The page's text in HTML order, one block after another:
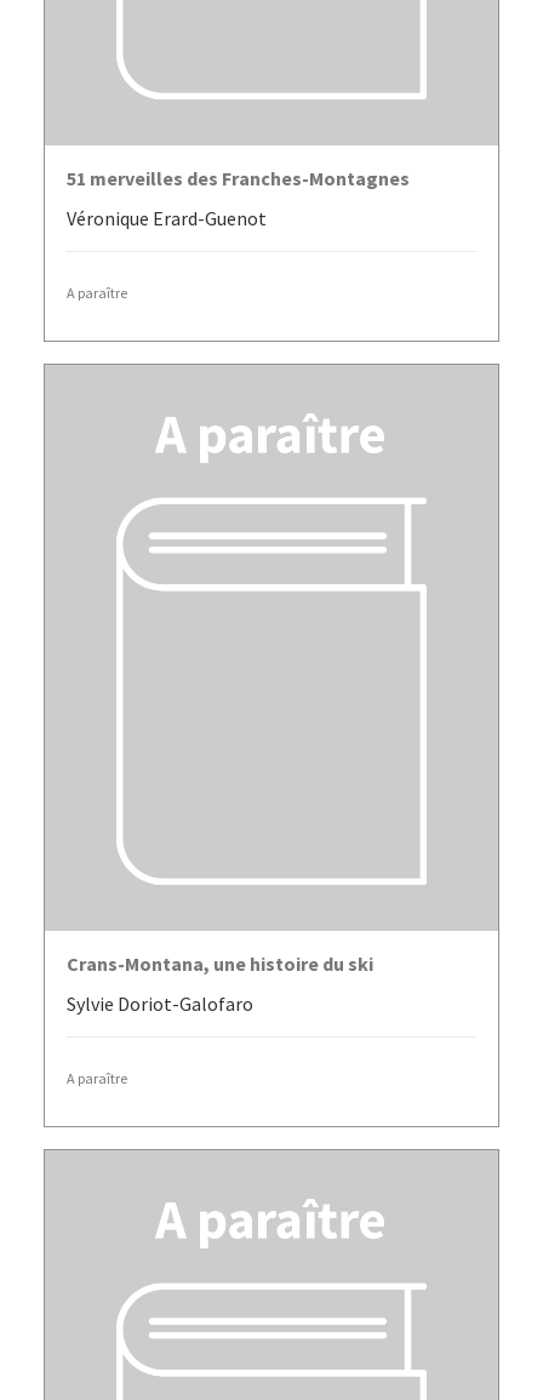
LIRE LA SUITE
51 merveilles des Franches-Montagnes
Véronique Erard-Guenot
A paraître
LIRE LA SUITE
Crans-Montana, une histoire du ski
Sylvie Doriot-Galofaro
A paraître